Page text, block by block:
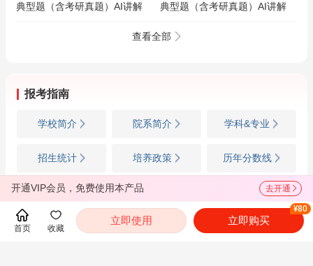
典型题（含考研真题）AI讲解
典型题（含考研真题）AI讲解
查看全部
报考指南
学校简介 院系简介 学科&专业
招生统计 培养政策 历年分数线
招生信息
开通VIP会员，免费使用本产品 去开通
首页 收藏
立即使用 立即购买
¥80